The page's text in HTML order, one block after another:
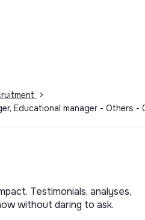
>
Educational manager - Others -
Testimonials, analyses,
without daring to ask.